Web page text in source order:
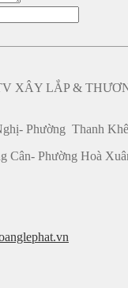
XÂY LẮP &
Phường Thanh
Cân- Phường Hoà